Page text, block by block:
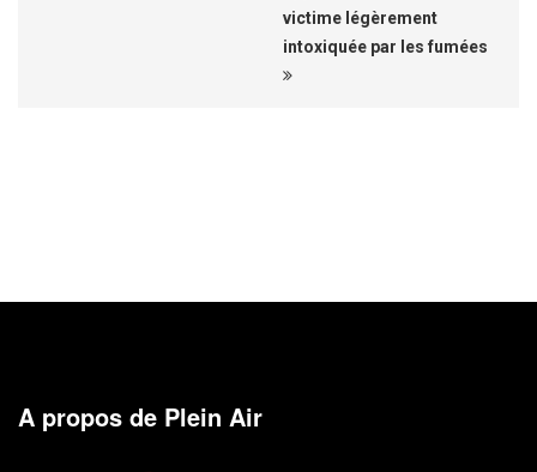
victime légèrement
intoxiquée par les fumées
A propos de Plein Air